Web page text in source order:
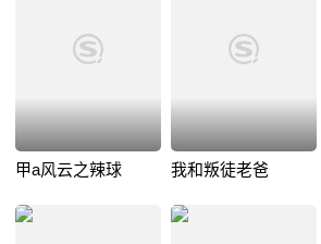
甲a风云之辣球 我和叛徒老爸